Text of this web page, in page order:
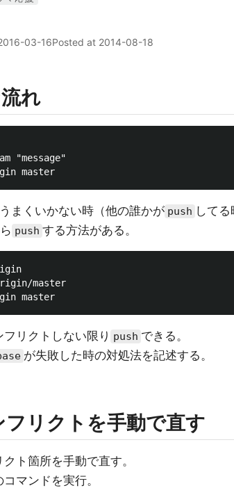
03-16Posted at 2014-08-18
れ
"message"
まくいかない時（他の誰かが push してる
push する方法がある。
master
フリクトしない限り push できる。
が失敗した時の対処法を記述する。
リクトを手動で直す
ト箇所を手動で直す。
マンドを実行。